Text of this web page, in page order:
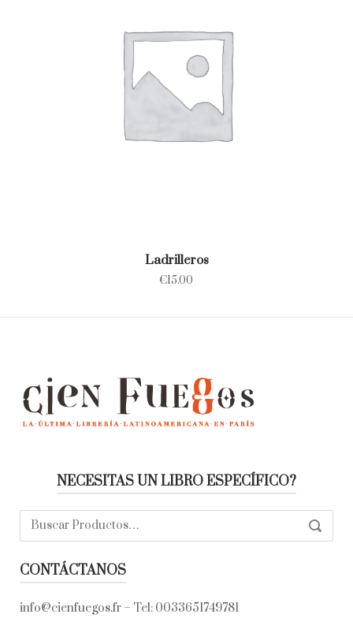
Ladrilleros
€15.00
NECESITAS UN LIBRO ESPECÍFICO?
Buscar:
CONTÁCTANOS
info@cienfuegos.fr – Tel: 0033651749781